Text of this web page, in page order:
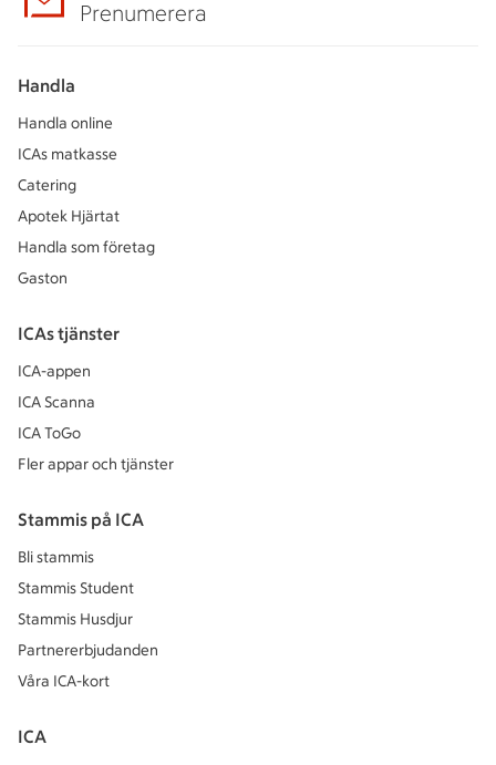
Prenumerera
Handla
Handla online
ICAs matkasse
Catering
Apotek Hjärtat
Handla som företag
Gaston
ICAs tjänster
ICA-appen
ICA Scanna
ICA ToGo
Fler appar och tjänster
Stammis på ICA
Bli stammis
Stammis Student
Stammis Husdjur
Partnererbjudanden
Våra ICA-kort
ICA